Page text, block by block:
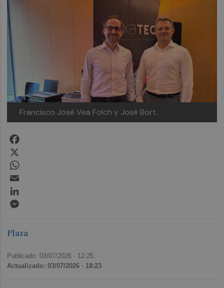
Francisco José Vea Folch y José Bort.
Plaza
Publicado: 03/07/2026 · 12:25
Actualizado: 03/07/2026 · 18:23